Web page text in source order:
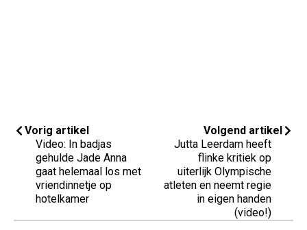
Vorig artikel
Video: In badjas
gehulde Jade Anna
gaat helemaal los met
vriendinnetje op
hotelkamer
Volgend artikel
Jutta Leerdam heeft
flinke kritiek op
uiterlijk Olympische
atleten en neemt regie
in eigen handen
(video!)